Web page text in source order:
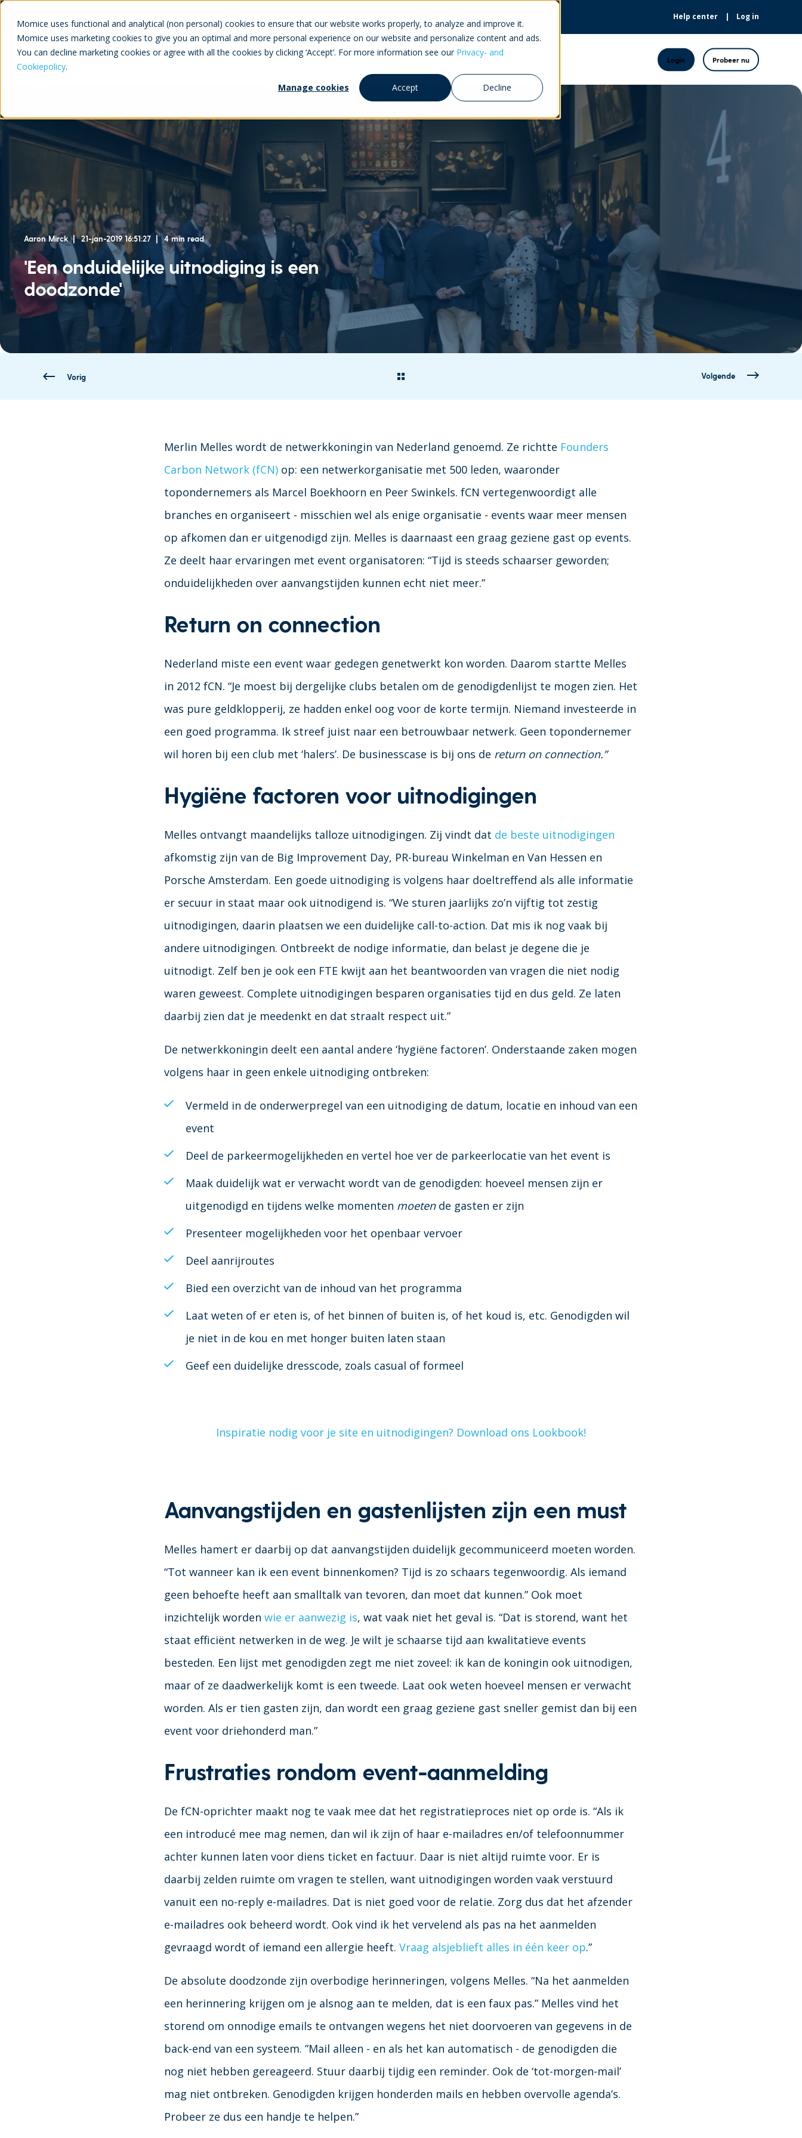
Momice uses functional and analytical (non personal) cookies to ensure that our website works properly, to analyze and improve it.
Momice uses marketing cookies to give you an optimal and more personal experience on our website and personalize content and ads.
You can decline marketing cookies or agree with all the cookies by clicking ‘Accept’. For more information see our Privacy- and
Cookiepolicy.
Manage cookies
Accept Decline
Help center Log in
Product Academy Prijzen Over Momice Partners Login Probeer nu
Aaron Mirck 21-jan-2019 16:51:27 4 min read
'Een onduidelijke uitnodiging is een
doodzonde'
Vorig Volgende
Merlin Melles wordt de netwerkkoningin van Nederland genoemd. Ze richtte Founders
Carbon Network (fCN)op: een netwerkorganisatie met 500 leden, waaronder
topondernemers als Marcel Boekhoorn en Peer Swinkels. fCN vertegenwoordigt alle
branches en organiseert - misschien wel als enige organisatie - events waar meer mensen
op afkomen dan er uitgenodigd zijn. Melles is daarnaast een graag geziene gast op events.
Ze deelt haar ervaringen met event organisatoren: “Tijd is steeds schaarser geworden;
onduidelijkheden over aanvangstijden kunnen echt niet meer.”
Return on connection
Nederland miste een event waar gedegen genetwerkt kon worden. Daarom startte Melles
in 2012 fCN. “Je moest bij dergelijke clubs betalen om de genodigdenlijst te mogen zien. Het
was pure geldklopperij, ze hadden enkel oog voor de korte termijn. Niemand investeerde in
een goed programma. Ik streef juist naar een betrouwbaar netwerk. Geen topondernemer
wil horen bij een club met ‘halers’. De businesscase is bij ons de return on connection.”
Hygiëne factoren voor uitnodigingen
Melles ontvangt maandelijks talloze uitnodigingen. Zij vindt dat de beste uitnodigingen
afkomstig zijn van de Big Improvement Day, PR-bureau Winkelman en Van Hessen en
Porsche Amsterdam. Een goede uitnodiging is volgens haar doeltreffend als alle informatie
er secuur in staat maar ook uitnodigend is. “We sturen jaarlijks zo’n vijftig tot zestig
uitnodigingen, daarin plaatsen we een duidelijke call-to-action. Dat mis ik nog vaak bij
andere uitnodigingen. Ontbreekt de nodige informatie, dan belast je degene die je
uitnodigt. Zelf ben je ook een FTE kwijt aan het beantwoorden van vragen die niet nodig
waren geweest. Complete uitnodigingen besparen organisaties tijd en dus geld. Ze laten
daarbij zien dat je meedenkt en dat straalt respect uit.”
De netwerkkoningin deelt een aantal andere ‘hygiëne factoren’. Onderstaande zaken mogen
volgens haar in geen enkele uitnodiging ontbreken:
Vermeld in de onderwerpregel van een uitnodiging de datum, locatie en inhoud van een
event
Deel de parkeermogelijkheden en vertel hoe ver de parkeerlocatie van het event is
Maak duidelijk wat er verwacht wordt van de genodigden: hoeveel mensen zijn er
uitgenodigd en tijdens welke momenten moeten de gasten er zijn
Presenteer mogelijkheden voor het openbaar vervoer
Deel aanrijroutes
Bied een overzicht van de inhoud van het programma
Laat weten of er eten is, of het binnen of buiten is, of het koud is, etc. Genodigden wil
je niet in de kou en met honger buiten laten staan
Geef een duidelijke dresscode, zoals casual of formeel
Inspiratie nodig voor je site en uitnodigingen? Download ons Lookbook!
Aanvangstijden en gastenlijsten zijn een must
Melles hamert er daarbij op dat aanvangstijden duidelijk gecommuniceerd moeten worden.
“Tot wanneer kan ik een event binnenkomen? Tijd is zo schaars tegenwoordig. Als iemand
geen behoefte heeft aan smalltalk van tevoren, dan moet dat kunnen.” Ook moet
inzichtelijk worden wie er aanwezig is, wat vaak niet het geval is. “Dat is storend, want het
staat efficiënt netwerken in de weg. Je wilt je schaarse tijd aan kwalitatieve events
besteden. Een lijst met genodigden zegt me niet zoveel: ik kan de koningin ook uitnodigen,
maar of ze daadwerkelijk komt is een tweede. Laat ook weten hoeveel mensen er verwacht
worden. Als er tien gasten zijn, dan wordt een graag geziene gast sneller gemist dan bij een
event voor driehonderd man.”
Frustraties rondom event-aanmelding
De fCN-oprichter maakt nog te vaak mee dat het registratieproces niet op orde is. “Als ik
een introducé mee mag nemen, dan wil ik zijn of haar e-mailadres en/of telefoonnummer
achter kunnen laten voor diens ticket en factuur. Daar is niet altijd ruimte voor. Er is
daarbij zelden ruimte om vragen te stellen, want uitnodigingen worden vaak verstuurd
vanuit een no-reply e-mailadres. Dat is niet goed voor de relatie. Zorg dus dat het afzender
e-mailadres ook beheerd wordt. Ook vind ik het vervelend als pas na het aanmelden
gevraagd wordt of iemand een allergie heeft. Vraag alsjeblieft alles in één keer op.”
De absolute doodzonde zijn overbodige herinneringen, volgens Melles. “Na het aanmelden
een herinnering krijgen om je alsnog aan te melden, dat is een faux pas.” Melles vind het
storend om onnodige emails te ontvangen wegens het niet doorvoeren van gegevens in de
back-end van een systeem. ”Mail alleen - en als het kan automatisch - de genodigden die
nog niet hebben gereageerd. Stuur daarbij tijdig een reminder. Ook de ‘tot-morgen-mail’
mag niet ontbreken. Genodigden krijgen honderden mails en hebben overvolle agenda’s.
Probeer ze dus een handje te helpen.”